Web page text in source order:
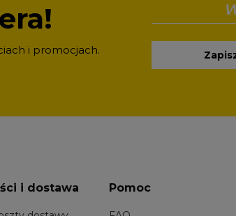
i promocjach.
i dostawa Pomoc